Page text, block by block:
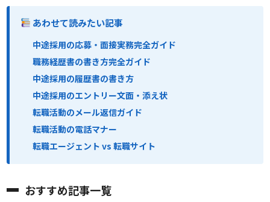
あわせて読みたい記事
中途採用の応募・面接実務完全ガイド
職務経歴書の書き方完全ガイド
中途採用の履歴書の書き方
中途採用のエントリー文面・添え状
転職活動のメール返信ガイド
転職活動の電話マナー
転職エージェント vs 転職サイト
おすすめ記事一覧